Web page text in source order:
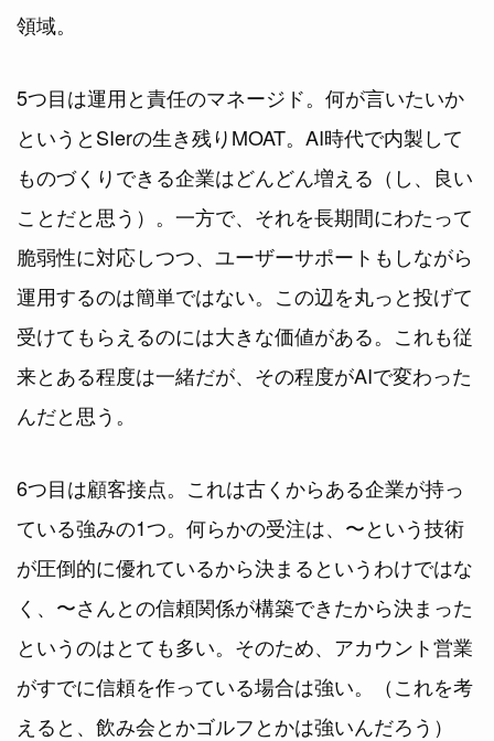
領域。
5つ目は運用と責任のマネージド。何が言いたいか
というとSIerの生き残りMOAT。AI時代で内製して
ものづくりできる企業はどんどん増える（し、良い
ことだと思う）。一方で、それを長期間にわたって
脆弱性に対応しつつ、ユーザーサポートもしながら
運用するのは簡単ではない。この辺を丸っと投げて
受けてもらえるのには大きな価値がある。これも従
来とある程度は一緒だが、その程度がAIで変わった
んだと思う。
6つ目は顧客接点。これは古くからある企業が持っ
ている強みの1つ。何らかの受注は、〜という技術
が圧倒的に優れているから決まるというわけではな
く、〜さんとの信頼関係が構築できたから決まった
というのはとても多い。そのため、アカウント営業
がすでに信頼を作っている場合は強い。（これを考
えると、飲み会とかゴルフとかは強いんだろう）